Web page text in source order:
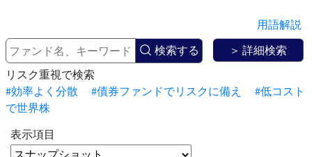
用語解説
検索する
＞ 詳細検索
リスク重視で検索
#効率よく分散
#債券ファンドでリスクに備え
#低コスト
で世界株
表示項目